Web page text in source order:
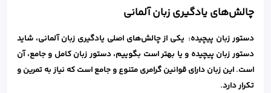
چالش‌های یادگیری زبان آلمانی
دستور زبان پیچیده: یکی از چالش‌های اصلی یادگیری زبان آلمانی، شاید
دستور زبان پیچیده و یا بهتر است بگوییم، دستور زبان کامل و جامع، آن
است. این زبان دارای قوانین گرامری متنوع و جامع است که نیاز به تمرین و
تکرار دارد.